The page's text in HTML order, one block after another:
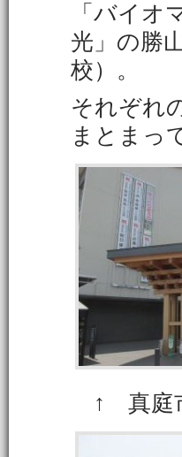
「バイオ
光」の勝
校）。
それぞれ
まとまっ
↑ 真庭